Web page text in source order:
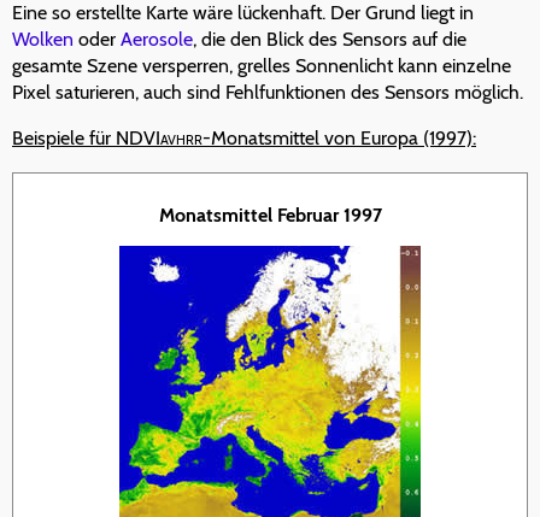
Eine so erstellte Karte wäre lückenhaft. Der Grund liegt in
Wolken oder Aerosole, die den Blick des Sensors auf die
gesamte Szene versperren, grelles Sonnenlicht kann einzelne
Pixel saturieren, auch sind Fehlfunktionen des Sensors möglich.
Beispiele für NDVIAVHRR-Monatsmittel von Europa (1997):
Monatsmittel Februar 1997